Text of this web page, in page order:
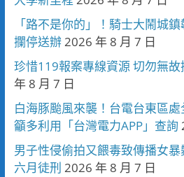
「路不是你的」！騎士大鬧城
攔停送辦2026 年 8 月 7 日
珍惜119報案專線資源 切勿無
年 8 月 7 日
白海豚颱風來襲！台電台東區
籲多利用「台灣電力APP」查詢
男子性侵偷拍又餵毒致傳播女
六月徒刑 2026 年 8 月 7 日